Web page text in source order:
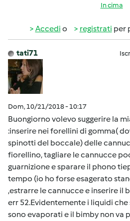
In cima
Accedi o registrati per
tati71
Dom, 10/21/2018 - 10:17
Buongiorno volevo suggerire la
:inserire nei forellini di gomma(
spinotti del boccale) delle
fiorellino, tagliare le cannucce
guarnizione e sparare il phono
tempo (io ho forse esagerato
,estrarre le cannucce e inserire il
err 52.Evidentemente i liquidi
sono evaporati e il bimby non va